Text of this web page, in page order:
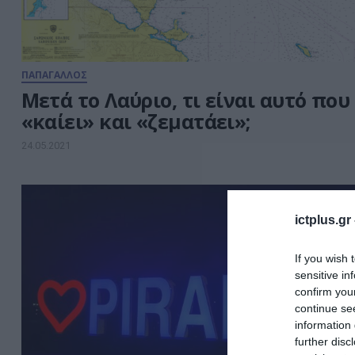
ictplus.gr
If you wish
sensitive
confirm
continue
information
further
ΠΑΠΑΓΑΛΛΟΣ
Μετά το Λαύριο, τι είναι αυτό που
«καίει» και «ζεματάει»;
24.05.2021